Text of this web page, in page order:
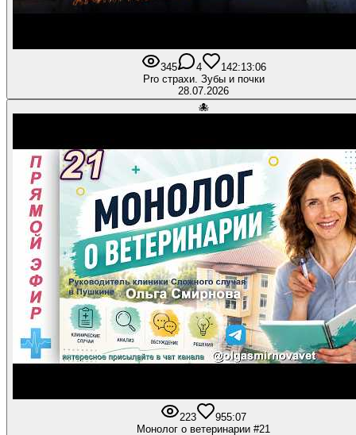
345 4 142:13:06
Pro страхи. Зубы и почки
28.07.2026
🐙
223 955:07
Монолог о ветеринарии #21